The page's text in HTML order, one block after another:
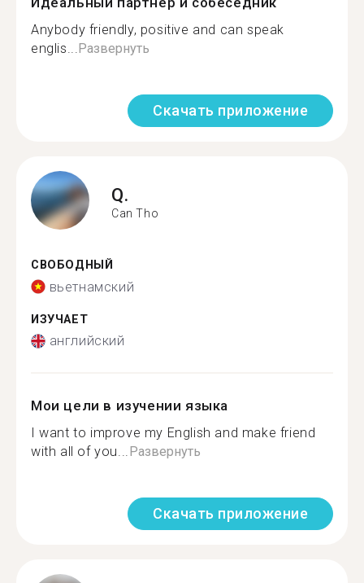
Anybody friendly, positive and can speak
englis...Развернуть
Скачать приложение
Q.
Can Tho
СВОБОДНЫЙ
вьетнамский
ИЗУЧАЕТ
английский
Мои цели в изучении языка
I want to improve my English and make friend
with all of you...Развернуть
Скачать приложение